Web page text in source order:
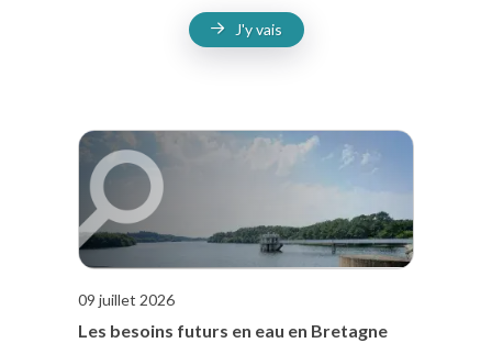
J'y vais
09 juillet 2026
Les besoins futurs en eau en Bretagne